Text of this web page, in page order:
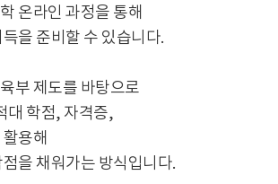
온라인 과정을 통해
을 준비할 수 있습니다.
부 제도를 바탕으로
대 학점, 자격증,
용해
을 채워가는 방식입니다.